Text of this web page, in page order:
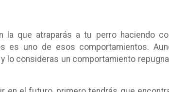
la que atraparás a tu perro haciendo
es uno de esos comportamientos.
lo consideras un comportamiento